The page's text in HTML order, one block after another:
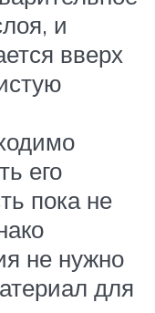
и
вверх
его
пока не
не нужно
для